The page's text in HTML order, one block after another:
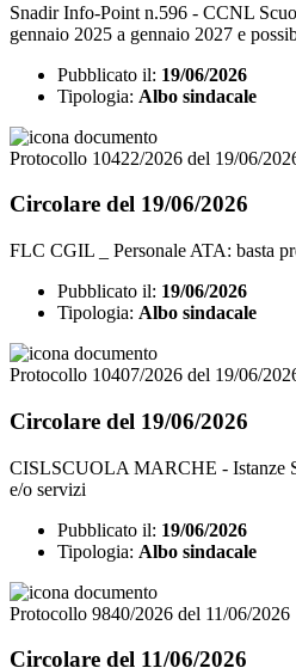
Snadir Info-Point n.596 - CCNL
gennaio 2025 a gennaio 2027 e
Pubblicato il: 19/06/2026
Tipologia: Albo sindacale
Protocollo 10422/2026 del 19/06/
Circolare del 19/06/2026
FLC CGIL _ Personale ATA: basta
Pubblicato il: 19/06/2026
Tipologia: Albo sindacale
Protocollo 10407/2026 del 19/06/
Circolare del 19/06/2026
CISLSCUOLA MARCHE - Istanze
e/o servizi
Pubblicato il: 19/06/2026
Tipologia: Albo sindacale
Protocollo 9840/2026 del 11/06/2026
Circolare del 11/06/2026